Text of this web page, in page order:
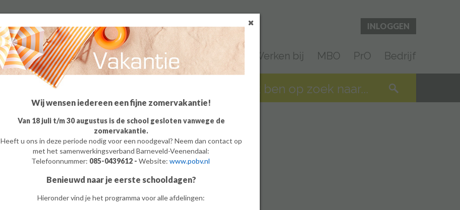
Wij wensen iedereen een fijne zomervakantie!
Van 18 juli t/m 30 augustus is de school gesloten vanwege de
zomervakantie.
Heeft u ons in deze periode nodig voor een noodgeval? Neem dan contact op
met het samenwerkingsverband Barneveld-Veenendaal:
Telefoonnummer: 085-0439612 - Website: www.pobv.nl
Benieuwd naar je eerste schooldagen?
Hieronder vind je het programma voor alle afdelingen:
INLOGGEN
o
m
Algemeen Groep 8 Ouders Leerlingen Werken bij MBO PrO Bedrijf